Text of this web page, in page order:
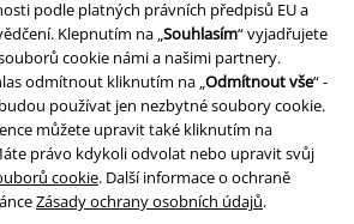
podle platných právních předpisů EU a
Klepnutím na „Souhlasím“ vyjadřujete
cookie námi a našimi partnery.
odmítnout kliknutím na „Odmítnout vše“ -
používat jen nezbytné soubory cookie.
můžete upravit také kliknutím na
právo kdykoli odvolat nebo upravit svůj
cookie. Další informace o ochraně
Zásady ochrany osobních údajů.
se součástí komunity!